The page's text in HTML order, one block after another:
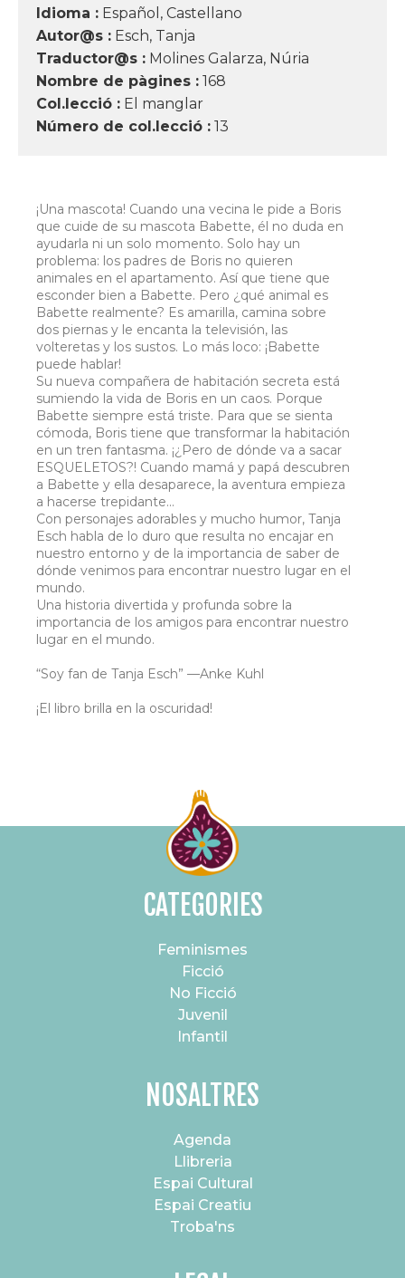
Idioma : Español, Castellano
Autor@s : Esch, Tanja
Traductor@s : Molines Galarza, Núria
Nombre de pàgines : 168
Col.lecció : El manglar
Número de col.lecció : 13
¡Una mascota! Cuando una vecina le pide a Boris
que cuide de su mascota Babette, él no duda en
ayudarla ni un solo momento. Solo hay un
problema: los padres de Boris no quieren
animales en el apartamento. Así que tiene que
esconder bien a Babette. Pero ¿qué animal es
Babette realmente? Es amarilla, camina sobre
dos piernas y le encanta la televisión, las
volteretas y los sustos. Lo más loco: ¡Babette
puede hablar!
Su nueva compañera de habitación secreta está
sumiendo la vida de Boris en un caos. Porque
Babette siempre está triste. Para que se sienta
cómoda, Boris tiene que transformar la habitación
en un tren fantasma. ¡¿Pero de dónde va a sacar
ESQUELETOS?! Cuando mamá y papá descubren
a Babette y ella desaparece, la aventura empieza
a hacerse trepidante...
Con personajes adorables y mucho humor, Tanja
Esch habla de lo duro que resulta no encajar en
nuestro entorno y de la importancia de saber de
dónde venimos para encontrar nuestro lugar en el
mundo.
Una historia divertida y profunda sobre la
importancia de los amigos para encontrar nuestro
lugar en el mundo.
“Soy fan de Tanja Esch” —Anke Kuhl
¡El libro brilla en la oscuridad!
CATEGORIES
Feminismes
Ficció
No Ficció
Juvenil
Infantil
NOSALTRES
Agenda
Llibreria
Espai Cultural
Espai Creatiu
Troba'ns